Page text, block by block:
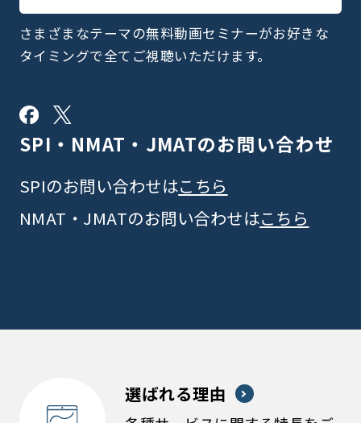
さまざまなテーマの無料動画セミナーがお好きな
タイミングで全てご視聴いただけます。
SPI・NMAT・JMATのお問い合わせ
SPIのお問い合わせはこちら
NMAT・JMATのお問い合わせはこちら
選ばれる理由